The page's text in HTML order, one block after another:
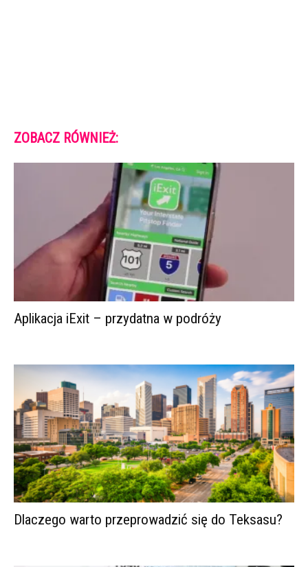
ZOBACZ RÓWNIEŻ:
Aplikacja iExit – przydatna w podróży
Dlaczego warto przeprowadzić się do Teksasu?